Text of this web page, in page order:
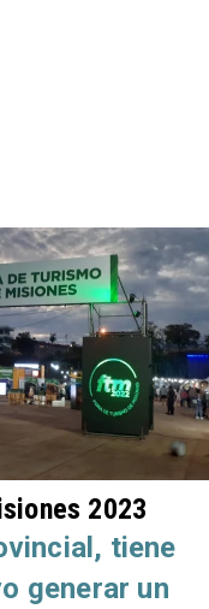
2023
tiene
generar un